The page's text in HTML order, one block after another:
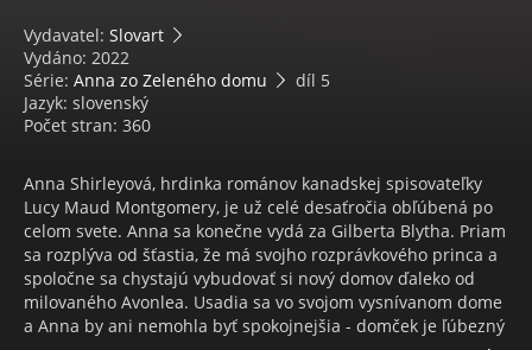
Vydavatel: Slovart
Vydáno: 2022
Série: Anna zo Zeleného domu
díl 5
Jazyk: slovenský
Počet stran: 360
Anna Shirleyová, hrdinka románov kanadskej spisovateľky
Lucy Maud Montgomery, je už celé desaťročia obľúbená po
celom svete. Anna sa konečne vydá za Gilberta Blytha. Priam
sa rozplýva od šťastia, že má svojho rozprávkového princa a
spoločne sa chystajú vybudovať si nový domov ďaleko od
milovaného Avonlea. Usadia sa vo svojom vysnívanom dome
a Anna by ani nemohla byť spokojnejšia - domček je ľúbezný